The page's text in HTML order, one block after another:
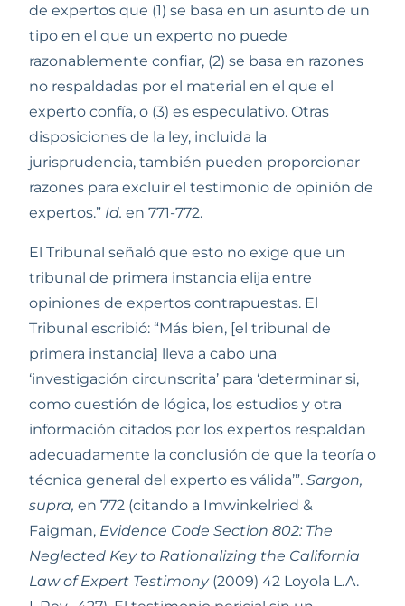
de expertos que (1) se basa en un asunto de un
tipo en el que un experto no puede
razonablemente confiar, (2) se basa en razones
no respaldadas por el material en el que el
experto confía, o (3) es especulativo. Otras
disposiciones de la ley, incluida la
jurisprudencia, también pueden proporcionar
razones para excluir el testimonio de opinión de
expertos.” Id. en 771-772.
El Tribunal señaló que esto no exige que un
tribunal de primera instancia elija entre
opiniones de expertos contrapuestas. El
Tribunal escribió: “Más bien, [el tribunal de
primera instancia] lleva a cabo una
‘investigación circunscrita’ para ‘determinar si,
como cuestión de lógica, los estudios y otra
información citados por los expertos respaldan
adecuadamente la conclusión de que la teoría o
técnica general del experto es válida’”. Sargon,
supra, en 772 (citando a Imwinkelried &
Faigman, Evidence Code Section 802: The
Neglected Key to Rationalizing the California
Law of Expert Testimony (2009) 42 Loyola L.A.